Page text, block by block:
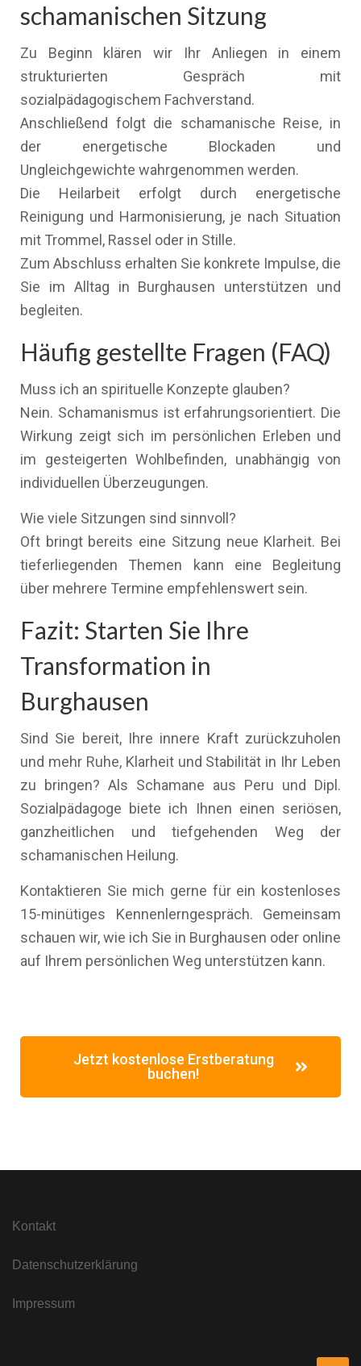
schamanischen Sitzung
Zu Beginn klären wir Ihr Anliegen in einem
strukturierten Gespräch mit
sozialpädagogischem Fachverstand.
Anschließend folgt die schamanische Reise, in
der energetische Blockaden und
Ungleichgewichte wahrgenommen werden.
Die Heilarbeit erfolgt durch energetische
Reinigung und Harmonisierung, je nach Situation
mit Trommel, Rassel oder in Stille.
Zum Abschluss erhalten Sie konkrete Impulse, die
Sie im Alltag in Burghausen unterstützen und
begleiten.
Häufig gestellte Fragen (FAQ)
Muss ich an spirituelle Konzepte glauben?
Nein. Schamanismus ist erfahrungsorientiert. Die
Wirkung zeigt sich im persönlichen Erleben und
im gesteigerten Wohlbefinden, unabhängig von
individuellen Überzeugungen.
Wie viele Sitzungen sind sinnvoll?
Oft bringt bereits eine Sitzung neue Klarheit. Bei
tieferliegenden Themen kann eine Begleitung
über mehrere Termine empfehlenswert sein.
Fazit: Starten Sie Ihre
Transformation in
Burghausen
Sind Sie bereit, Ihre innere Kraft zurückzuholen
und mehr Ruhe, Klarheit und Stabilität in Ihr Leben
zu bringen? Als Schamane aus Peru und Dipl.
Sozialpädagoge biete ich Ihnen einen seriösen,
ganzheitlichen und tiefgehenden Weg der
schamanischen Heilung.
Kontaktieren Sie mich gerne für ein kostenloses
15-minütiges Kennenlerngespräch. Gemeinsam
schauen wir, wie ich Sie in Burghausen oder online
auf Ihrem persönlichen Weg unterstützen kann.
Jetzt kostenlose Erstberatung
buchen!
Kontakt
Datenschutzerklärung
Impressum